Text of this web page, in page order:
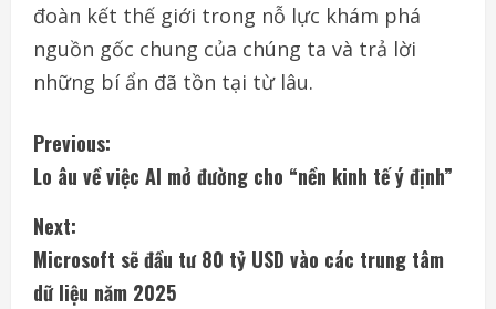
đoàn kết thế giới trong nỗ lực khám phá
nguồn gốc chung của chúng ta và trả lời
những bí ẩn đã tồn tại từ lâu.
C
o
n
t
Previous:
Lo âu về việc AI mở đường cho “nền kinh tế ý định”
Next:
Microsoft sẽ đầu tư 80 tỷ USD vào các trung tâm
dữ liệu năm 2025